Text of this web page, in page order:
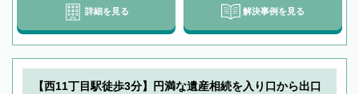
詳細を見る 解決事例を見る
【西11丁目駅徒歩3分】円満な遺産相続を入り口から出口